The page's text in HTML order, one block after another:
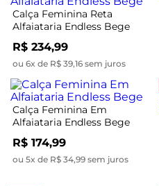
Calça Feminina Reta
Alfaiataria Endless Bege
R$ 234,99
ou 6x de R$ 39,16 sem juros
Calça Feminina Em
Alfaiataria Endless Bege
R$ 174,99
ou 5x de R$ 34,99 sem juros